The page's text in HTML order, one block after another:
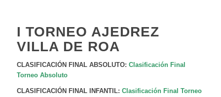
I TORNEO AJEDREZ
VILLA DE ROA
CLASIFICACIÓN FINAL ABSOLUTO: Clasificación Final
Torneo Absoluto
CLASIFICACIÓN FINAL INFANTIL: Clasificación Final Torneo